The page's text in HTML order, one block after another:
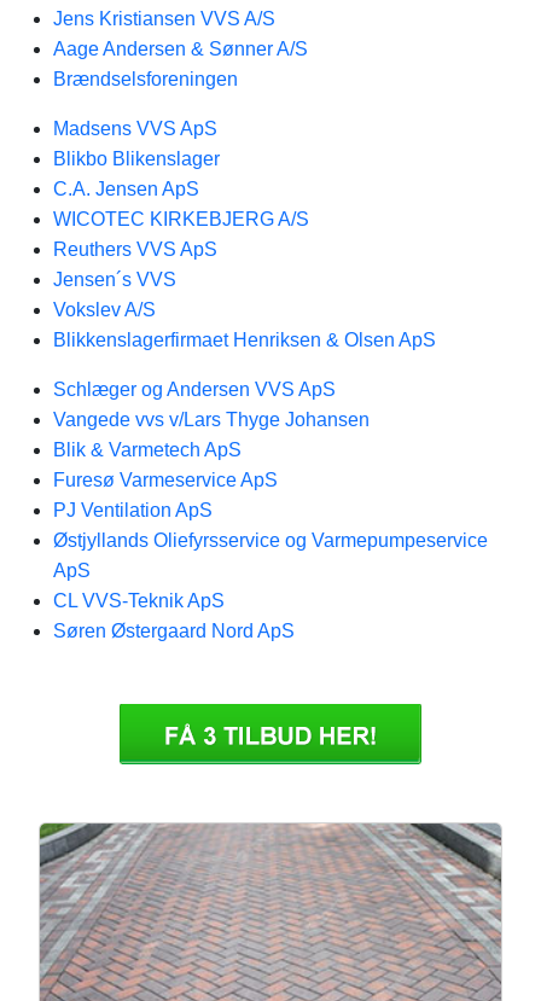
Jens Kristiansen VVS A/S
Aage Andersen & Sønner A/S
Brændselsforeningen
Madsens VVS ApS
Blikbo Blikenslager
C.A. Jensen ApS
WICOTEC KIRKEBJERG A/S
Reuthers VVS ApS
Jensen´s VVS
Vokslev A/S
Blikkenslagerfirmaet Henriksen & Olsen ApS
Schlæger og Andersen VVS ApS
Vangede vvs v/Lars Thyge Johansen
Blik & Varmetech ApS
Furesø Varmeservice ApS
PJ Ventilation ApS
Østjyllands Oliefyrsservice og Varmepumpeservice
ApS
CL VVS-Teknik ApS
Søren Østergaard Nord ApS